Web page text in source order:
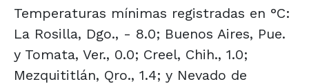
Temperaturas mínimas registradas en °C:
La Rosilla, Dgo., - 8.0; Buenos Aires, Pue.
y Tomata, Ver., 0.0; Creel, Chih., 1.0;
Mezquititlán, Qro., 1.4; y Nevado de